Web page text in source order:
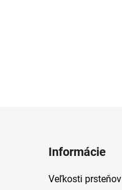
Informácie
Veľkosti prsteňov